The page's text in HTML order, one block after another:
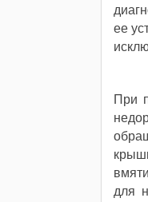
ее
При
для